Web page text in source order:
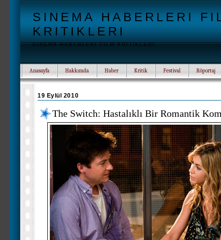
SINEMA HABERLERI
KRITIKLERI
SINEMA HABERLERI FILM KRITIKLERI
Anasayfa Hakkımda Haber Kritik Festival Röportaj
19 Eylül 2010
The Switch: Hastalıklı Bir Romantik